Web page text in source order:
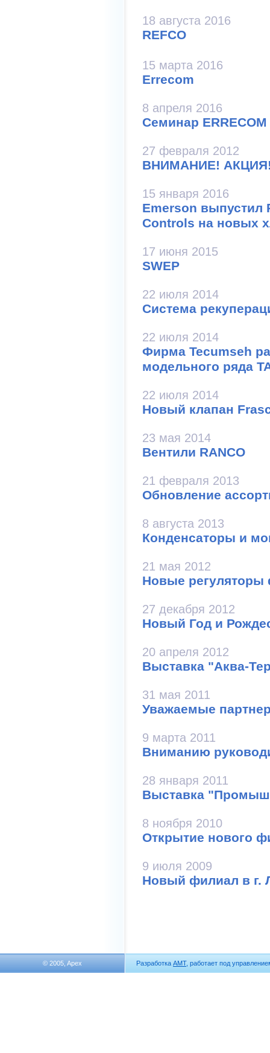
18 августа 2016
REFCO
15 марта 2016
Errecom
8 апреля 2016
Семинар
27 февраля 2012
ВНИМАНИЕ!
15 января 2016
Emerson выпустил
Controls на новых
17 июня 2015
SWEP
22 июля 2014
Система
22 июля 2014
Фирма Tecumseh
модельного ряда
22 июля 2014
Новый клапан
23 мая 2014
Вентили RANCO
21 февраля 2013
Обновление
8 августа 2013
Конденсаторы и
21 мая 2012
Новые
27 декабря 2012
Новый Год и
20 апреля 2012
Выставка "Аква-
31 мая 2011
Уважаемые
9 марта 2011
Вниманию
28 января 2011
Выставка
8 ноября 2010
Открытие нового
9 июля 2009
Hовый филиал в г.
© 2005, Apex Разработка АМТ, работает под